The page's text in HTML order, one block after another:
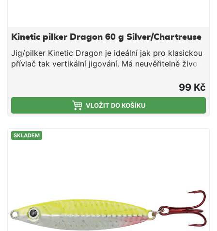
Kinetic pilker Dragon 60 g Silver/Chartreuse
Jig/pilker Kinetic Dragon je ideální jak pro klasickou
přívlač tak vertikální jigování. Má neuvěřitelně živou
Napodobuje chutnou rybičku a perfektně funguje jak
na tresky obecené, tresky tmavé tak makrely.
Bezolovnatý zinkový materiál 3D holografické oči
Ocelový háček Perma Kroužek z nerezové oceli Živý
99 Kč
VLOŽIT DO KOŠÍKU
SKLADEM